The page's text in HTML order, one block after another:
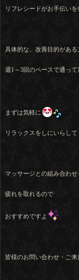
リフレシードがお手伝い
具体的な、改善目的がある
週1～3回のペースで通っ
まずは気軽に
リラックスをしにいらし
マッサージとの組み合わせ
疲れを取れるので
おすすめですよ
皆様のお問い合わせ・ご来